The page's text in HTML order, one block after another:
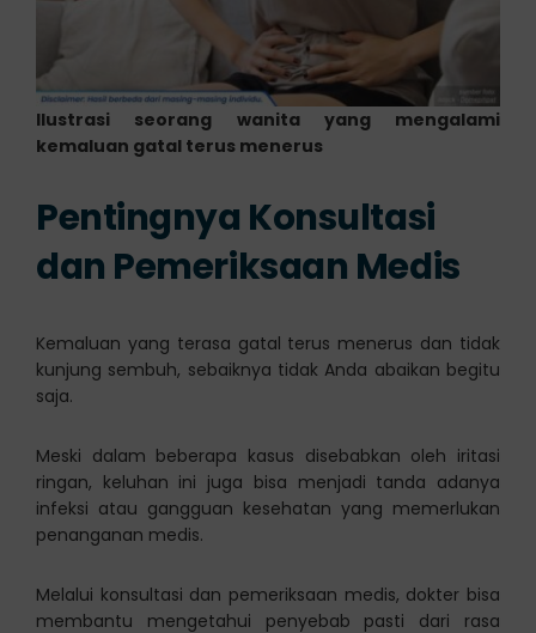
Ilustrasi seorang wanita yang mengalami
kemaluan gatal terus menerus
Pentingnya Konsultasi
dan Pemeriksaan Medis
Kemaluan yang terasa gatal terus menerus dan tidak
kunjung sembuh, sebaiknya tidak Anda abaikan begitu
saja.
Meski dalam beberapa kasus disebabkan oleh iritasi
ringan, keluhan ini juga bisa menjadi tanda adanya
infeksi atau gangguan kesehatan yang memerlukan
penanganan medis.
Melalui konsultasi dan pemeriksaan medis, dokter bisa
membantu mengetahui penyebab pasti dari rasa